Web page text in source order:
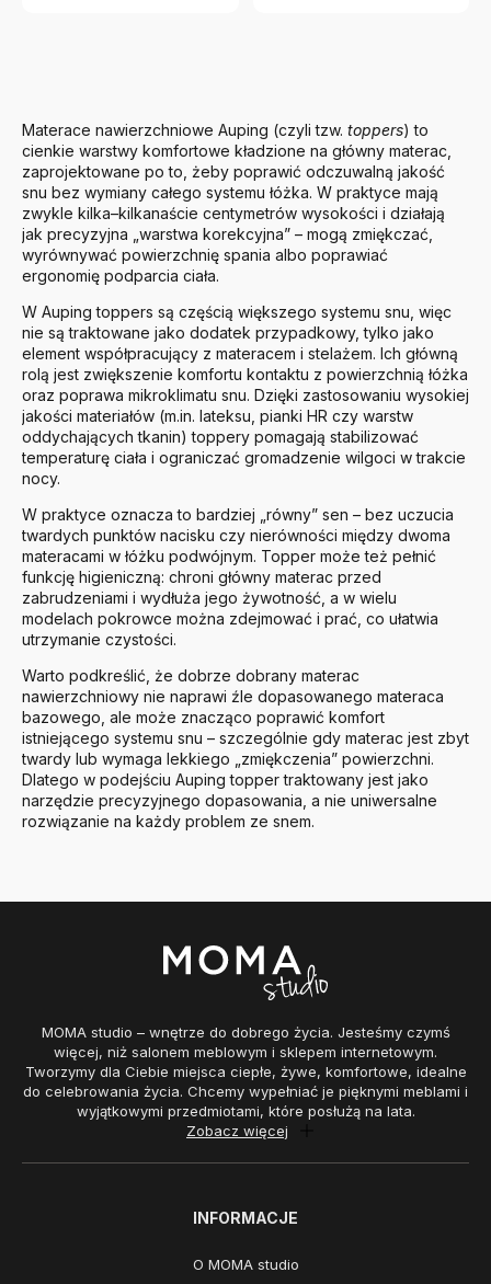
Materace nawierzchniowe Auping (czyli tzw. toppers) to
cienkie warstwy komfortowe kładzione na główny materac,
zaprojektowane po to, żeby poprawić odczuwalną jakość
snu bez wymiany całego systemu łóżka. W praktyce mają
zwykle kilka–kilkanaście centymetrów wysokości i działają
jak precyzyjna „warstwa korekcyjna” – mogą zmiękczać,
wyrównywać powierzchnię spania albo poprawiać
ergonomię podparcia ciała.
W Auping toppers są częścią większego systemu snu, więc
nie są traktowane jako dodatek przypadkowy, tylko jako
element współpracujący z materacem i stelażem. Ich główną
rolą jest zwiększenie komfortu kontaktu z powierzchnią łóżka
oraz poprawa mikroklimatu snu. Dzięki zastosowaniu wysokiej
jakości materiałów (m.in. lateksu, pianki HR czy warstw
oddychających tkanin) toppery pomagają stabilizować
temperaturę ciała i ograniczać gromadzenie wilgoci w trakcie
nocy.
W praktyce oznacza to bardziej „równy” sen – bez uczucia
twardych punktów nacisku czy nierówności między dwoma
materacami w łóżku podwójnym. Topper może też pełnić
funkcję higieniczną: chroni główny materac przed
zabrudzeniami i wydłuża jego żywotność, a w wielu
modelach pokrowce można zdejmować i prać, co ułatwia
utrzymanie czystości.
Warto podkreślić, że dobrze dobrany materac
nawierzchniowy nie naprawi źle dopasowanego materaca
bazowego, ale może znacząco poprawić komfort
istniejącego systemu snu – szczególnie gdy materac jest zbyt
twardy lub wymaga lekkiego „zmiękczenia” powierzchni.
Dlatego w podejściu Auping topper traktowany jest jako
narzędzie precyzyjnego dopasowania, a nie uniwersalne
rozwiązanie na każdy problem ze snem.
MOMA studio – wnętrze do dobrego życia. Jesteśmy czymś
więcej, niż salonem meblowym i sklepem internetowym.
Tworzymy dla Ciebie miejsca ciepłe, żywe, komfortowe, idealne
do celebrowania życia. Chcemy wypełniać je pięknymi meblami i
wyjątkowymi przedmiotami, które posłużą na lata.
Zobacz więcej
INFORMACJE
O MOMA studio